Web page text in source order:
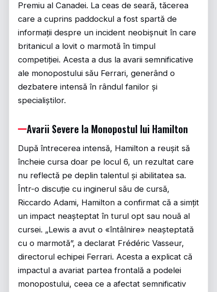
Premiu al Canadei. La ceas de seară, tăcerea
care a cuprins paddockul a fost spartă de
informații despre un incident neobișnuit în care
britanicul a lovit o marmotă în timpul
competiției. Acesta a dus la avarii semnificative
ale monopostului său Ferrari, generând o
dezbatere intensă în rândul fanilor și
specialiștilor.
Avarii Severe la Monopostul lui Hamilton
După întrecerea intensă, Hamilton a reușit să
încheie cursa doar pe locul 6, un rezultat care
nu reflectă pe deplin talentul și abilitatea sa.
Într-o discuție cu inginerul său de cursă,
Riccardo Adami, Hamilton a confirmat că a simțit
un impact neașteptat în turul opt sau nouă al
cursei. „Lewis a avut o «întâlnire» neașteptată
cu o marmotă”, a declarat Frédéric Vasseur,
directorul echipei Ferrari. Acesta a explicat că
impactul a avariat partea frontală a podelei
monopostului, ceea ce a afectat semnificativ